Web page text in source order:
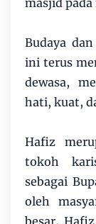
masjid
Budaya
ini terus
dewasa,
hati, kuat,
Hafiz
tokoh
sebagai
oleh